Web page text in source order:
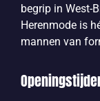
begrip in West-
Herenmode is
mannen van